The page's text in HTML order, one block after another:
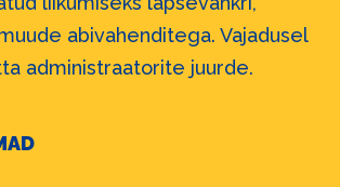
abivahenditega. Vajadusel
administraatorite juurde.